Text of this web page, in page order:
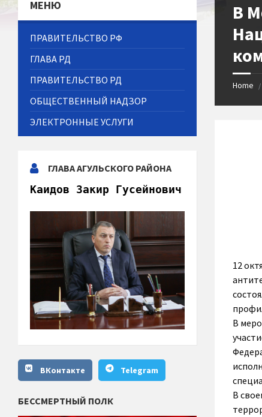
В
Home /
12
В
В
МЕНЮ
ПРАВИТЕЛЬСТВО РФ
ГЛАВА РД
ПРАВИТЕЛЬСТВО РД
ОБЩЕСТВЕННЫЙ НАДЗОР
ЭЛЕКТРОННЫЕ УСЛУГИ
ГЛАВА АГУЛЬСКОГО РАЙОНА
Каидов Закир Гусейнович
ВКонтакте Telegram
БЕССМЕРТНЫЙ ПОЛК